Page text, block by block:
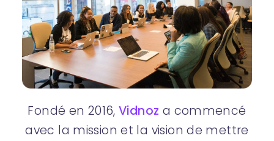
Fondé en 2016,Vidnoz a commencé
avec la mission et la vision de mettre